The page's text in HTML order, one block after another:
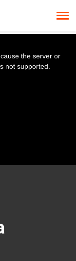
the server or
not supported.